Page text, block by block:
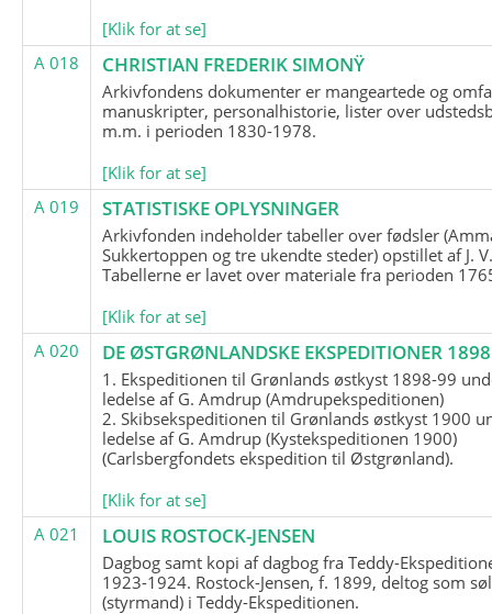
[Klik for at se]
A 018
CHRISTIAN FREDERIK SIMONŸ
Arkivfondens dokumenter er mangeartede og
manuskripter, personalhistorie, lister over
m.m. i perioden 1830-1978.
[Klik for at se]
A 019
STATISTISKE OPLYSNINGER
Arkivfonden indeholder tabeller over fødsler
Sukkertoppen og tre ukendte steder) opstillet af J.
Tabellerne er lavet over materiale fra perioden
[Klik for at se]
A 020
DE ØSTGRØNLANDSKE EKSPEDITIONER
1. Ekspeditionen til Grønlands østkyst 1898-99
ledelse af G. Amdrup (Amdrupekspeditionen)
2. Skibsekspeditionen til Grønlands østkyst 1900
ledelse af G. Amdrup (Kystekspeditionen 1900)
(Carlsbergfondets ekspedition til Østgrønland).
[Klik for at se]
A 021
LOUIS ROSTOCK-JENSEN
Dagbog samt kopi af dagbog fra Teddy-
1923-1924. Rostock-Jensen, f. 1899, deltog som
(styrmand) i Teddy-Ekspeditionen.